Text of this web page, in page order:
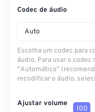
Codec de áudio
Auto
Escolha um codec para
áudio. Para usar o
"Automático"
recodificar o áudio,
Ajustar volume
100